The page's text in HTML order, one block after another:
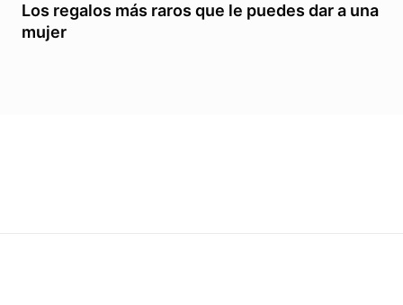
Los regalos más raros que le puedes dar a una
mujer